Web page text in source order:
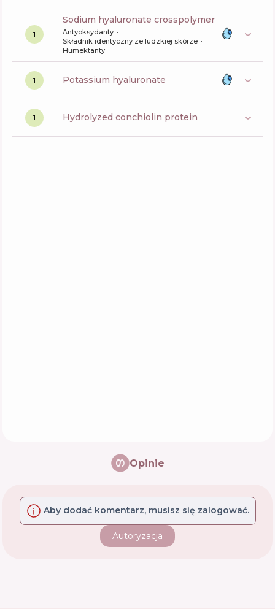
1
sodium hyaluronate crosspolymer
Antyoksydanty
Składnik identyczny ze ludzkiej skórze
Humektanty
1 potassium hyaluronate
1 hydrolyzed conchiolin protein
Opinie
Aby dodać komentarz, musisz się zalogować.
Autoryzacja